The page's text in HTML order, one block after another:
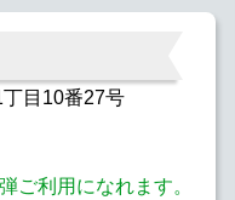
目10番27号
ご利用になれます。